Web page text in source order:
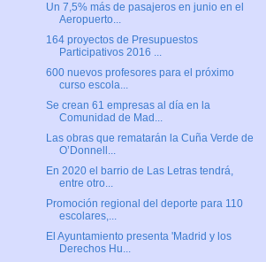
Un 7,5% más de pasajeros en junio en el
Aeropuerto...
164 proyectos de Presupuestos
Participativos 2016 ...
600 nuevos profesores para el próximo
curso escola...
Se crean 61 empresas al día en la
Comunidad de Mad...
Las obras que rematarán la Cuña Verde de
O’Donnell...
En 2020 el barrio de Las Letras tendrá,
entre otro...
Promoción regional del deporte para 110
escolares,...
El Ayuntamiento presenta 'Madrid y los
Derechos Hu...